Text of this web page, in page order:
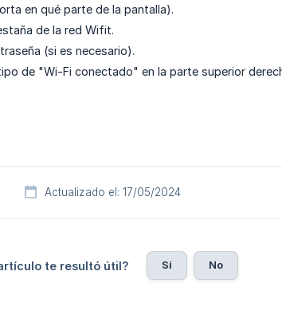
en qué parte de la pantalla).
de la red Wifit.
(si es necesario).
de "Wi-Fi conectado" en la parte superior
Actualizado el: 17/05/2024
te resultó útil? Sí No